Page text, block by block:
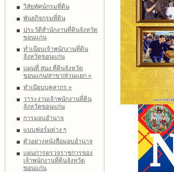
วิสัยทัศน์กรมที่ดิน
พันธกิจกรมที่ดิน
ประวัติสำนักงานที่ดินจังหวัด
ขอนแก่น
ทำเนียบเจ้าพนักงานที่ดิน
จังหวัดขอนแก่น
แผนที่ สนง.ที่ดินจังหวัด
ขอนแก่น/สาขา/ส่วนแยก »
ทำเนียบบุคลากร »
วาระงานเจ้าพนักงานที่ดิน
จังหวัดขอนแก่น
การมอบอำนาจ
แบบฟอร์มต่าง ๆ
ตัวอย่างหนังสือมอบอำนาจ
แผนการตรวจราชการของ
เจ้าพนักงานที่ดินจังหวัด
ขอนแก่น